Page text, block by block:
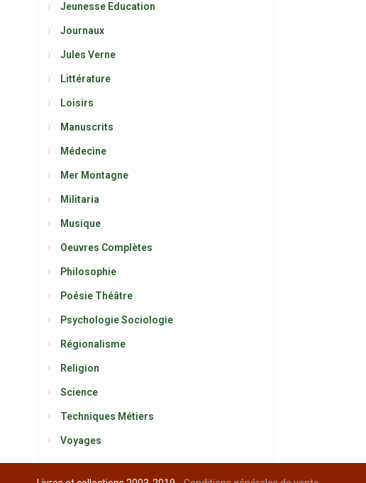
Jeunesse Education
Journaux
Jules Verne
Littérature
Loisirs
Manuscrits
Médecine
Mer Montagne
Militaria
Musique
Oeuvres Complètes
Philosophie
Poésie Théâtre
Psychologie Sociologie
Régionalisme
Religion
Science
Techniques Métiers
Voyages